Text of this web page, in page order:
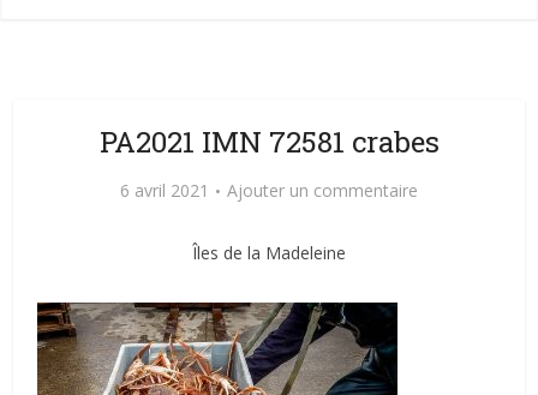
PA2021 IMN 72581 crabes
6 avril 2021 Ajouter un commentaire
Îles de la Madeleine